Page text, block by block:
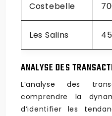
Costebelle
Les Salins
ANALYSE DES
L’analyse des
comprendre la
d’identifier les